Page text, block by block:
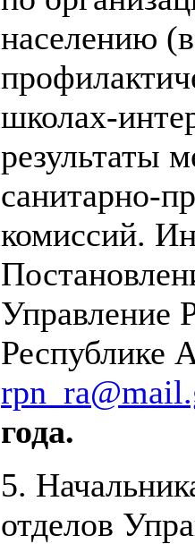
населению
школах-
результаты
санитарно-
комиссий.
Управление
Республике
года.
5.
отделов